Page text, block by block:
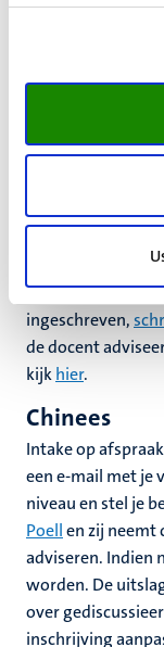
Intake op
Khalafmet je
je beschikbare
met je op. Indien
gediscussieerd
inschrijving
ingeschreven,
de docent
kijkhier.
Chinees
Intake op
een e-mail met je
niveau en stel je
Poellen zij neemt
adviseren. Indien
worden. De
over
inschrijving